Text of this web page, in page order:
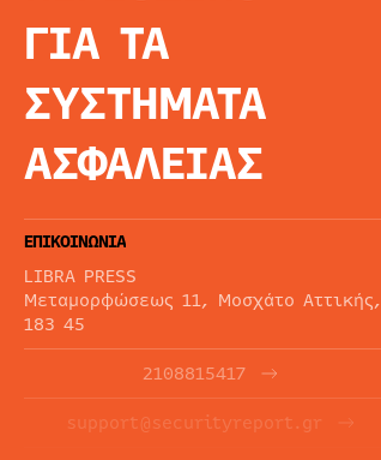
ΓΙΑ ΤΑ
ΣΥΣΤΗΜΑΤΑ
ΑΣΦΑΛΕΙΑΣ
ΕΠΙΚΟΙΝΩΝΙΑ
LIBRA PRESS
Μεταμορφώσεως 11, Μοσχάτο Αττικής,
183 45
2108815417
support@securityreport.gr